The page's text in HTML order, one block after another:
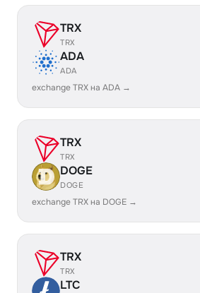
TRX
TRX
ADA
ADA
exchange TRX на ADA →
TRX
TRX
DOGE
DOGE
exchange TRX на DOGE →
TRX
TRX
LTC